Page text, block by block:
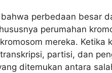
perbedaan besar
perumahan
mereka. Ketika
partisi, dan
ditemukan antara